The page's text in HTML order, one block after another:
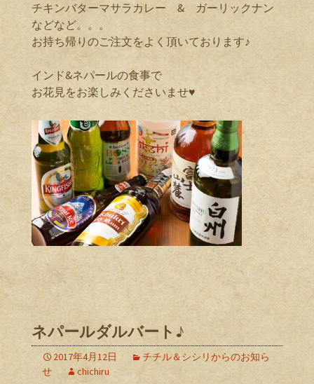
チキンバターマサラカレー & ガーリックナン
などなど。。。
お持ち帰りのご注文をよく頂いております♪
インド&ネパールの食事で
お花見をお楽しみくださいませ♥️
ネパールダルバート♪
2017年4月12日
チチル＆シシリからのお知ら
せ
chichiru